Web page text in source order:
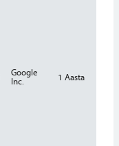
Google
Inc.
1 Aasta